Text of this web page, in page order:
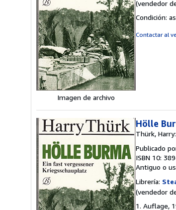
Imagen de archivo
(vendedor
Condición:
Contactar al
Hölle
Thürk, Harry:
Publicado
ISBN 10:
Antiguo o
Librería:
(vendedor
1. Auflage,